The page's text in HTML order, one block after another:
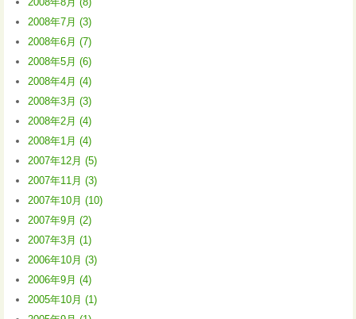
2008年7月 (3)
2008年6月 (7)
2008年5月 (6)
2008年4月 (4)
2008年3月 (3)
2008年2月 (4)
2008年1月 (4)
2007年12月 (5)
2007年11月 (3)
2007年10月 (10)
2007年9月 (2)
2007年3月 (1)
2006年10月 (3)
2006年9月 (4)
2005年10月 (1)